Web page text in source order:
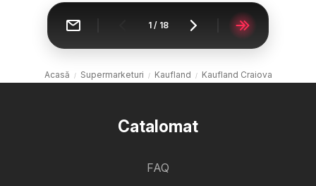
1/ 18
Acasă Supermarketuri Kaufland Kaufland Craiova
Catalomat
FAQ